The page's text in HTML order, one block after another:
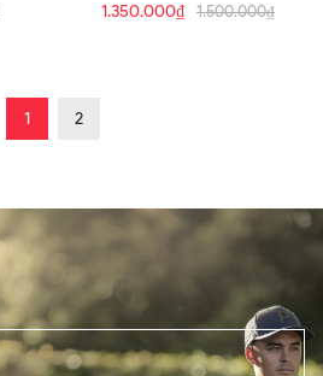
1.350.000₫ 1.500.000₫
1 2